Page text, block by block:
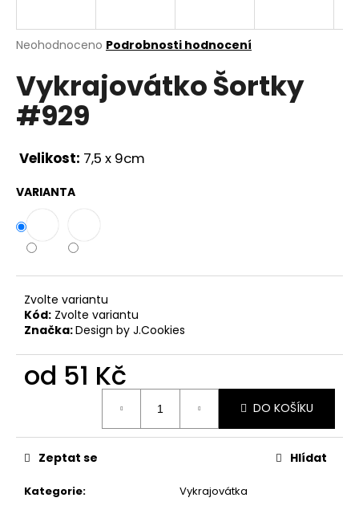
Průměrné
produktu
je
0,0
z
hvězdiček.
Neohodnoceno Podrobnosti hodnocení
Vykrajovátko Šortky
#929
Velikost: 7,5 x 9cm
VARIANTA
Zvolte variantu
Kód: Zvolte variantu
Značka:Design by J.Cookies
od 51 Kč
DO KOŠÍKU
Kategorie: Vykrajovátka
Zeptat se Hlídat
j
t
?
D
o
p
o
č
u
m
e
VYKRAJOVÁTKO